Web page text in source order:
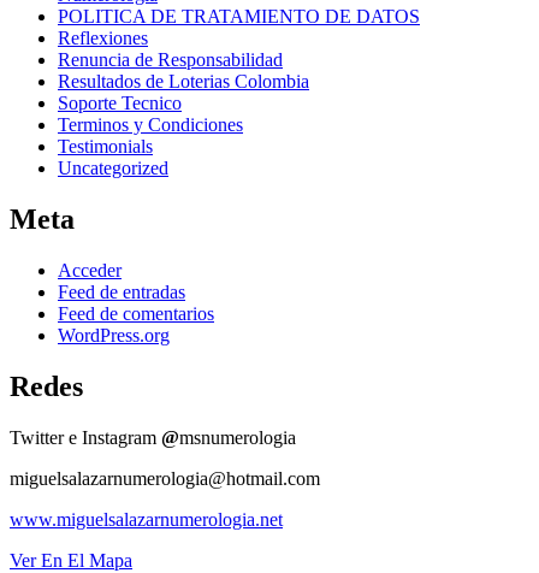
POLITICA DE TRATAMIENTO DE DATOS
Reflexiones
Renuncia de Responsabilidad
Resultados de Loterias Colombia
Soporte Tecnico
Terminos y Condiciones
Testimonials
Uncategorized
Meta
Acceder
Feed de entradas
Feed de comentarios
WordPress.org
Redes
Twitter e Instagram @msnumerologia
miguelsalazarnumerologia@hotmail.com
www.miguelsalazarnumerologia.net
Ver En El Mapa